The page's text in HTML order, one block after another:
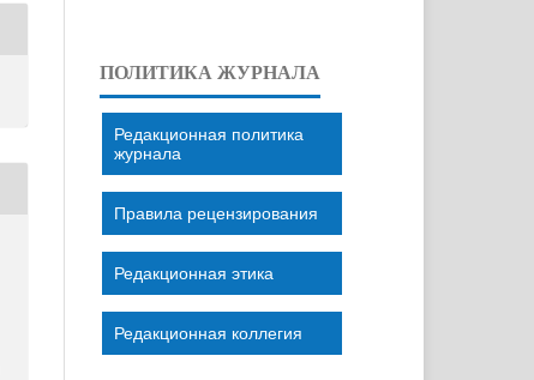
ПОЛИТИКА ЖУРНАЛА
Редакционная политика
журнала
Правила рецензирования
Редакционная этика
Редакционная коллегия